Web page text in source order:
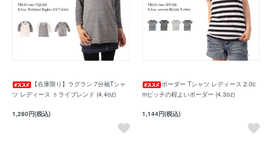
【在庫限り】ラグラン 7分袖Tシャ
ツ レディース トライブレンド (4.4oz)
1,280円(税込)
ボーダー Tシャツ レディース 2.0c
mピッチの程よいボーダー (4.3oz)
1,144円(税込)